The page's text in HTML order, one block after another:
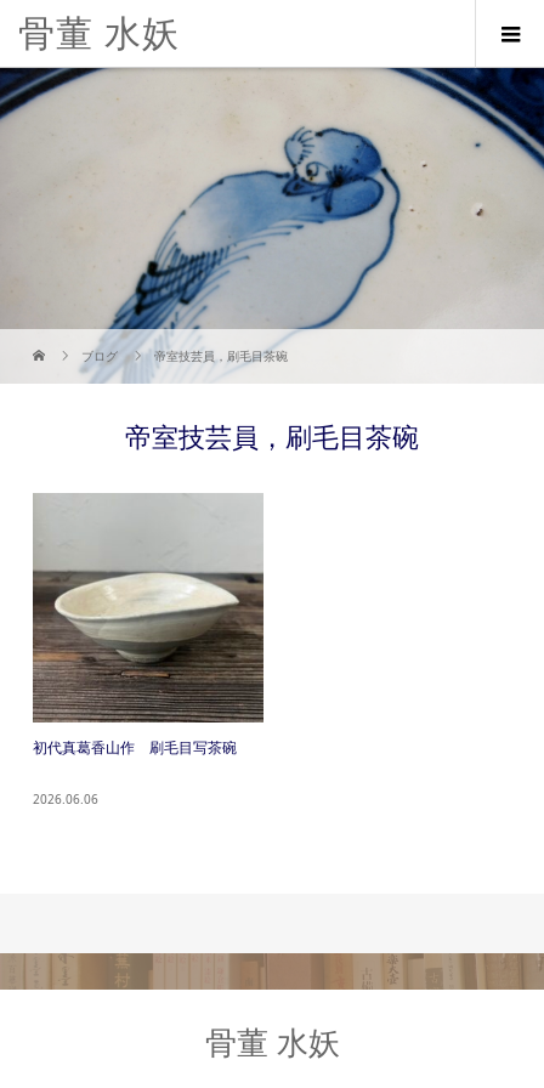
骨董 水妖
ブログ 帝室技芸員，刷毛目茶碗
帝室技芸員，刷毛目茶碗
初代真葛香山作 刷毛目写茶碗
2026.06.06
骨董 水妖